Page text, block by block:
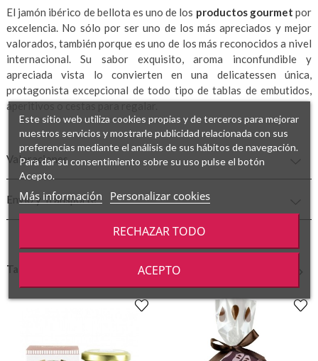
El jamón ibérico de bellota es uno de los productos gourmet por
excelencia. No sólo por ser uno de los más apreciados y mejor
valorados, también porque es uno de los más reconocidos a nivel
internacional. Su sabor exquisito, aroma inconfundible y
apreciada vista lo convierten en una delicatessen única,
protagonista excepcional de todo tipo de tablas de embutidos,
aperitivos o cestas para regalar.
Valoraciones
Envío y Transporte
También podría gustarte
‹ ›
Este sitio web utiliza cookies propias y de terceros para mejorar
nuestros servicios y mostrarle publicidad relacionada con sus
preferencias mediante el análisis de sus hábitos de navegación.
Para dar su consentimiento sobre su uso pulse el botón
Acepto.
Más información Personalizar cookies
RECHAZAR TODO
ACEPTO